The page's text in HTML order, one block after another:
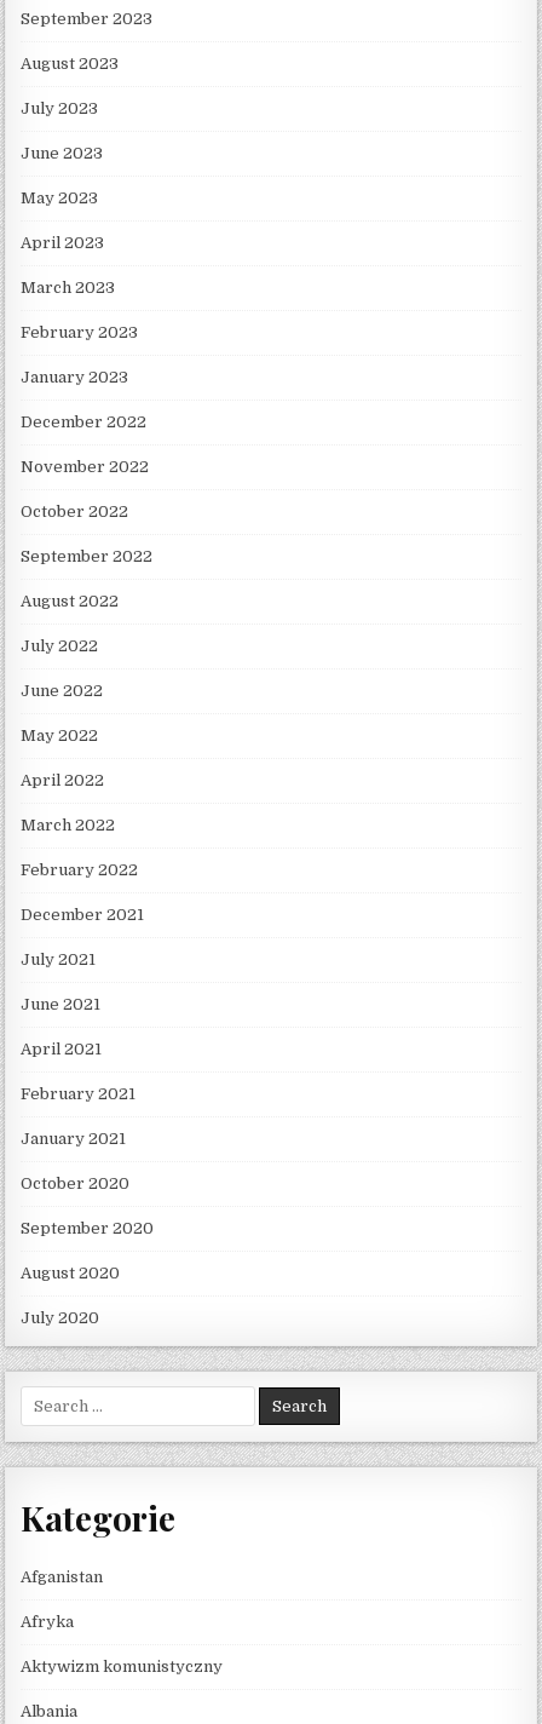
September 2023
August 2023
July 2023
June 2023
May 2023
April 2023
March 2023
February 2023
January 2023
December 2022
November 2022
October 2022
September 2022
August 2022
July 2022
June 2022
May 2022
April 2022
March 2022
February 2022
December 2021
July 2021
June 2021
April 2021
February 2021
January 2021
October 2020
September 2020
August 2020
July 2020
Search for:
Kategorie
Afganistan
Afryka
Aktywizm komunistyczny
Albania